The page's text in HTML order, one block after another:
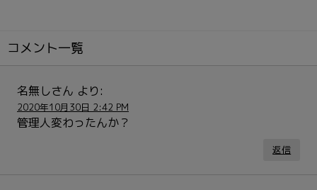
コメント一覧
名無しさん より:
2020年10月30日 2:42 PM
管理人変わったんか？
返信